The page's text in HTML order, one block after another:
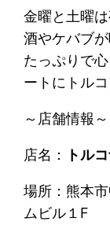
金曜と土曜
酒やケバブ
たっぷりで
ートにトル
～店舗情報～
店名： トル
場所：熊本
ムビル１F